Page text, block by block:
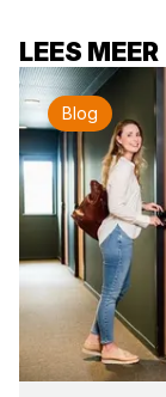
LEES MEER
Blog